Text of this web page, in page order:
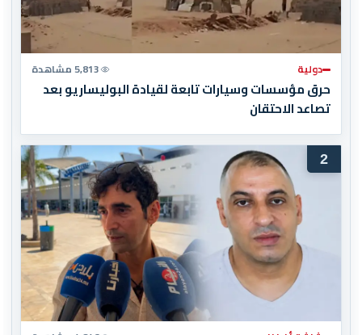
دولية 5,813 مشاهدة
حرق مؤسسات وسيارات تابعة لقيادة البوليساريو بعد
تصاعد الاحتقان
2